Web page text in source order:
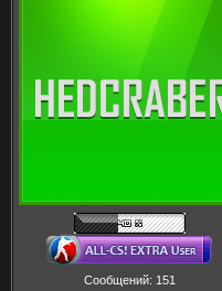
Сообщений: 151